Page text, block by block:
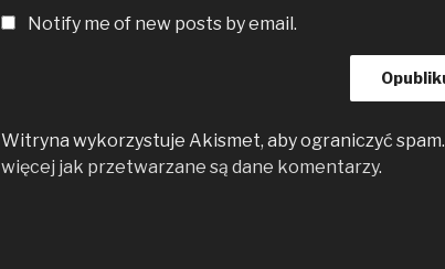
Notify me of new posts by email.
Witryna wykorzystuje Akismet, aby ograniczyć spam.
więcej jak przetwarzane są dane komentarzy.